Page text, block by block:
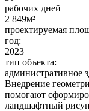
рабочих дней
2 849м²
проектируемая
год:
2023
тип объекта:
административное
Внедрение
помогают
ландшафтный